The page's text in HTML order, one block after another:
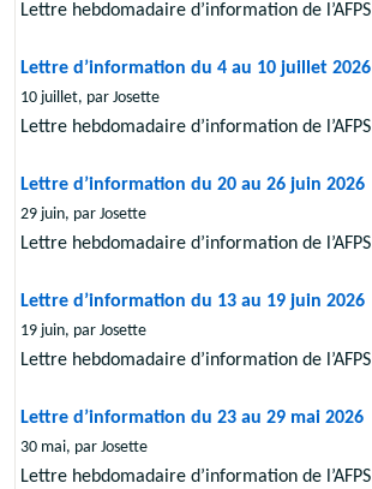
Lettre hebdomadaire d’information de l’AFPS
Lettre d’information du 4 au 10 juillet 2026
10 juillet, par Josette
Lettre hebdomadaire d’information de l’AFPS
Lettre d’information du 20 au 26 juin 2026
29 juin, par Josette
Lettre hebdomadaire d’information de l’AFPS
Lettre d’information du 13 au 19 juin 2026
19 juin, par Josette
Lettre hebdomadaire d’information de l’AFPS
Lettre d’information du 23 au 29 mai 2026
30 mai, par Josette
Lettre hebdomadaire d’information de l’AFPS